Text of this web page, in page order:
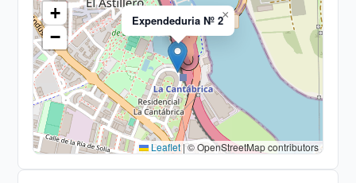
Expendeduria Nº 2×
+
−
Leaflet|© OpenStreetMap contributors